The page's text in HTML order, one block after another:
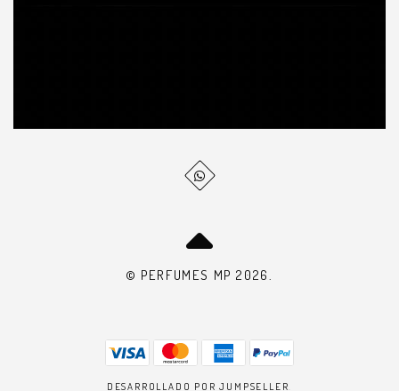
© PERFUMES MP 2026.
DESARROLLADO POR JUMPSELLER